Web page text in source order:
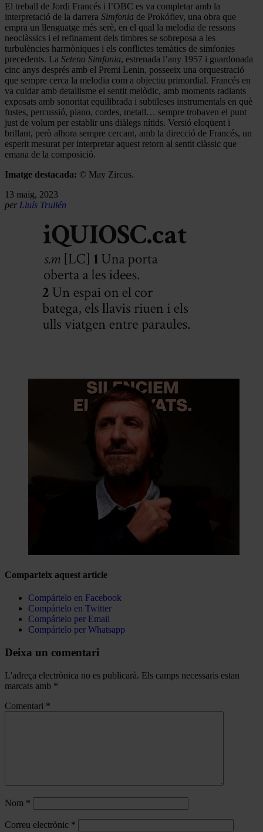
El treball de Jordi Francés i l’OBC es va completar amb la
interpretació de la darrera Simfonia de Prokófiev, una obra que
empra un llenguatge més serè, en el qual la melodia de ressons
neoclàssics i el refinament dels timbres se sobreposa a les
turbulències harmòniques i els conflictes temàtics de simfonies
precedents. La Setena Simfonia, estrenada l’any 1957 i guardonada
cinc anys després amb el Premi Lenin, posseeix una orquestració
que sempre cerca la melodia com a objectiu primordial. Francés en
va cuidar amb detallisme el sentit melòdic, amb moments radiants
exposats amb sonoritat equilibrada i subtileses instrumentals en què
fustes, percussió, piano, cordes, metall… sempre trobaven el punt
just de volum per establir uns diàlegs nítids. Versió eloqüent i
brillant, però alhora sempre cercant, amb la direcció de Francés, un
esperit mesurat per interpretar aquest retorn al sentit clàssic que
emana de la composició.
Imatge destacada: © May Zircus.
13 maig, 2023
per Lluís Trullén
Comparteix aquest article
Compártelo en Facebook
Compártelo en Twitter
Compártelo per Email
Compártelo per Whatsapp
Deixa un comentari
L'adreça electrònica no es publicarà. Els camps necessaris estan
marcats amb *
Comentari *
Nom *
Correu electrònic *